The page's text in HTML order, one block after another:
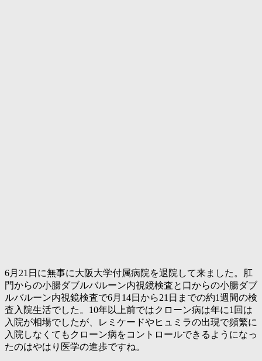
6月21日に無事に大阪大学付属病院を退院して来ました。肛
門からの小腸ダブルバルーン内視鏡検査と口からの小腸ダブ
ルバルーン内視鏡検査で6月14日から21日までの約1週間の検
査入院生活でした。10年以上前ではクローン病は年に1回は
入院が相場でしたが、レミケードやヒュミラの出現で頻繁に
入院しなくてもクローン病をコントロールできるようになっ
たのはやはり医学の進歩ですね。